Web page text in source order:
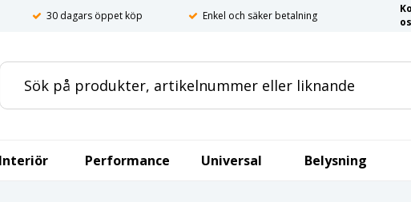
30 dagars öppet köp Enkel och säker betalning
Interiör Performance Universal Belysning